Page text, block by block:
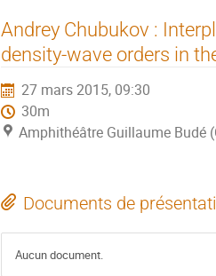
Andrey Chubukov :
density-wave orders in
27 mars 2015, 09:30
30m
Amphithéâtre Guillaume Budé
Documents de
Aucun document.